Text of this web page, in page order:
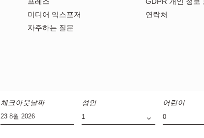
체크아웃날짜 성인 어린이
미디어 익스포저
자주하는 질문
연락처